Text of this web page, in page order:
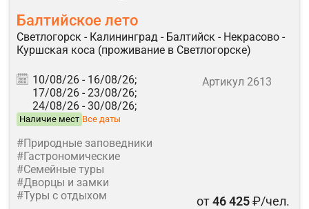
Балтийское лето
Светлогорск - Калининград - Балтийск - Некрасово -
Куршская коса (проживание в Светлогорске)
10/08/26 - 16/08/26;
17/08/26 - 23/08/26;
24/08/26 - 30/08/26;
Наличие мест Все даты
Артикул 2613
#Природные заповедники
#Гастрономические
#Семейные туры
#Дворцы и замки
#Туры с отдыхом
от46 425₽/чел.